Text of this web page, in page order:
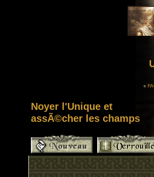
Noyer l'Unique et
assÃ©cher les champs